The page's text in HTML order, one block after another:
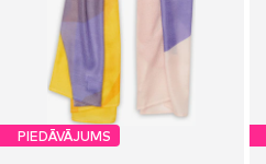
PIEDĀVĀJUMS